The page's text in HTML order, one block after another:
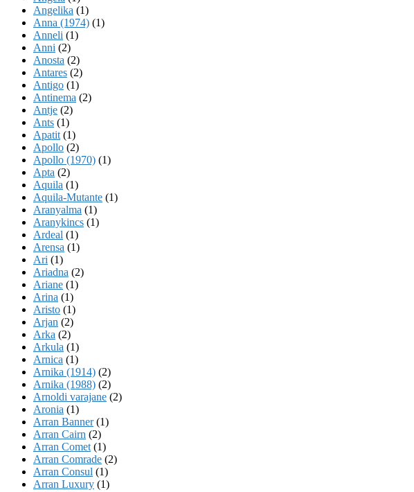
Angelika (1)
Anna (1974) (1)
Anneli (1)
Anni (2)
Anosta (2)
Antares (2)
Antigo (1)
Antinema (2)
Antje (2)
Ants (1)
Apatit (1)
Apollo (2)
Apollo (1970) (1)
Apta (2)
Aquila (1)
Aquila-Mutante (1)
Aranyalma (1)
Aranykincs (1)
Ardeal (1)
Arensa (1)
Ari (1)
Ariadna (2)
Ariane (1)
Arina (1)
Aristo (1)
Arjan (2)
Arka (2)
Arkula (1)
Arnica (1)
Arnika (1914) (2)
Arnika (1988) (2)
Arnoldi varajane (2)
Aronia (1)
Arran Banner(1)
Arran Cairn (2)
Arran Comet (1)
Arran Comrade (2)
Arran Consul (1)
Arran Luxury (1)